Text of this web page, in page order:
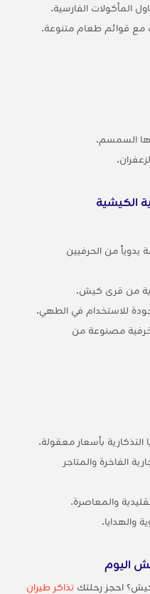
المأكولات الفارسية.
مع قوائم طعام متنوعة.
السمسم.
الكيشية
من الحرفيين
من قرى كيش.
للاستخدام في الطهي.
مصنوعة من
التذكارية بأسعار معقولة.
الفاخرة والمتاجر
والمعاصرة.
والهدايا.
اليوم
احجز رحلتك تذاكر طيران